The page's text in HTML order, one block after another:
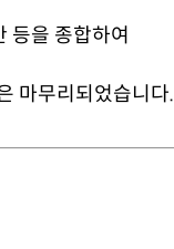
등을 종합하여
마무리되었습니다.